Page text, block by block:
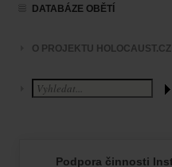
DATABÁZE OBĚTÍ
O PROJEKTU HOLOCAUST.CZ